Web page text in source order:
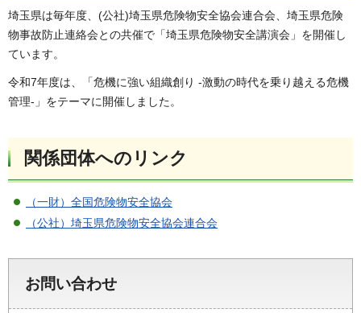
埼玉県は毎年度、(公社)埼玉県危険物安全協会連合会、埼玉県危険
物事故防止連絡会との共催で「埼玉県危険物安全講演会」を開催し
ています。
令和7年度は、「危機に強い組織創り -激動の時代を乗り越える危機
管理-」をテーマに開催しました。
関係団体へのリンク
（一財）全国危険物安全協会
（公社）埼玉県危険物安全協会連合会
お問い合わせ